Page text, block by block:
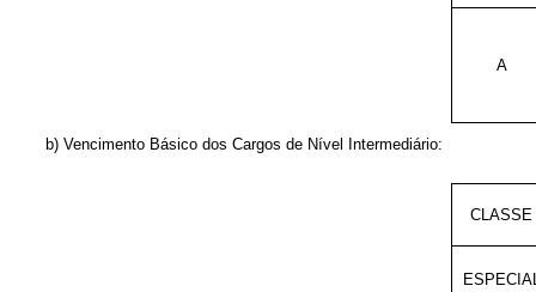
A
b) Vencimento Básico dos Cargos de Nível Intermediário:
CLASSE